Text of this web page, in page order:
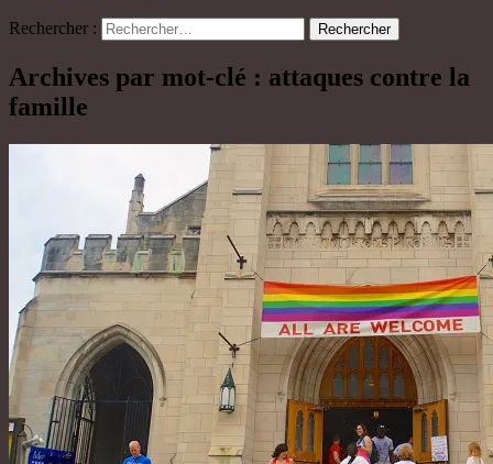
Rechercher :
Archives par mot-clé : attaques contre la
famille